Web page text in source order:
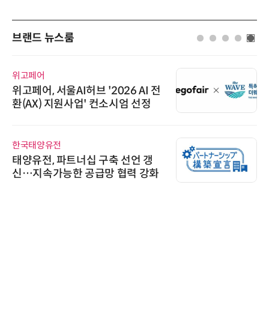
브랜드 뉴스룸
위고페어
위고페어, 서울AI허브 '2026 AI 전
환(AX) 지원사업' 컨소시엄 선정
한국태양유전
태양유전, 파트너십 구축 선언 갱
신…지속가능한 공급망 협력 강화